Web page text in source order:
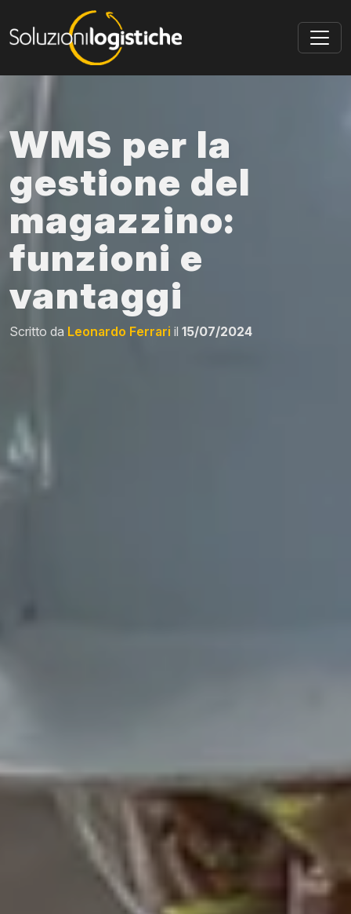
Skip to main content
WMS per la
gestione del
magazzino:
funzioni e
vantaggi
Scritto da Leonardo Ferrari il 15/07/2024